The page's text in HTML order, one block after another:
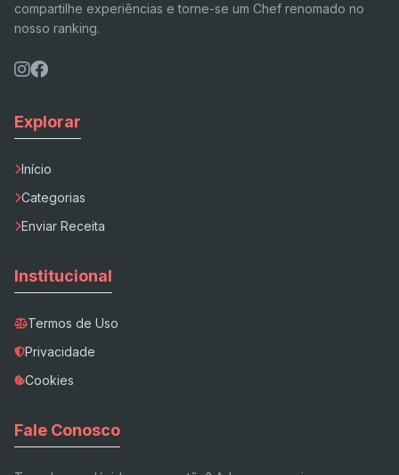
compartilhe experiências e torne-se um Chef renomado no
nosso ranking.
Explorar
Início
Categorias
Enviar Receita
Institucional
Termos de Uso
Privacidade
Cookies
Fale Conosco